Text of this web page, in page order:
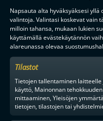
Napsauta alta hyväksyäksesi
valintoja. Valintasi koskevat vain
milloin tahansa, mukaan lukien
käyttämällä evästekäytännön
alareunassa olevaa
Tilastot
Tietojen tallentaminen
käyttö, Mainonnan
mittaaminen, Yleisöjen
tietojen, tilastojen tai